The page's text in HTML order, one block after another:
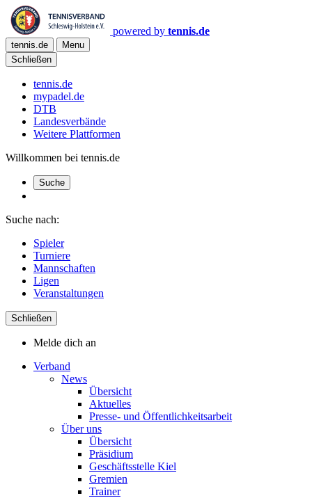
powered by tennis.de
tennis.de
Menu
Schließen
tennis.de
mypadel.de
DTB
Landesverbände
Weitere Plattformen
Willkommen bei tennis.de
Suche
Suche nach:
Spieler
Turniere
Mannschaften
Ligen
Veranstaltungen
Schließen
Melde dich an
Verband
News
Übersicht
Aktuelles
Presse- und Öffentlichkeitsarbeit
Über uns
Übersicht
Präsidium
Geschäftsstelle Kiel
Gremien
Trainer